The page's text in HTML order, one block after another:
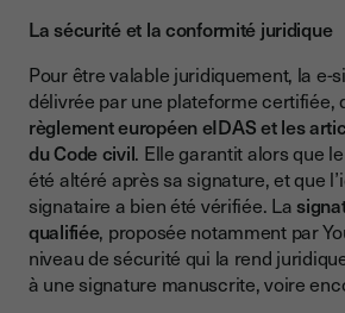
La sécurité et la conformité juridique
Pour être valable juridiquement, la e-
délivrée par une plateforme certifiée,
règlement européen eIDAS et les
du Code civil. Elle garantit alors que
été altéré après sa signature, et que
signataire a bien été vérifiée. La
qualifiée, proposée notamment par
niveau de sécurité qui la rend
à une signature manuscrite, voire